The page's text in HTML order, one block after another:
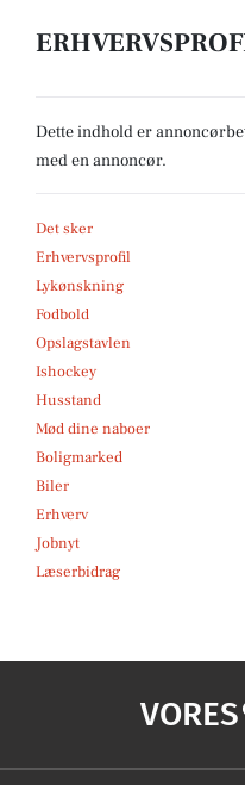
Dette indhold er
med en annoncør.
Det sker
Erhvervsprofil
Lykønskning
Fodbold
Opslagstavlen
Ishockey
Husstand
Mød dine naboer
Boligmarked
Biler
Erhverv
Jobnyt
Læserbidrag
VORES